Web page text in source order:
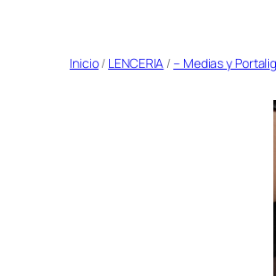
contenido
Inicio/ LENCERIA /– Medias y